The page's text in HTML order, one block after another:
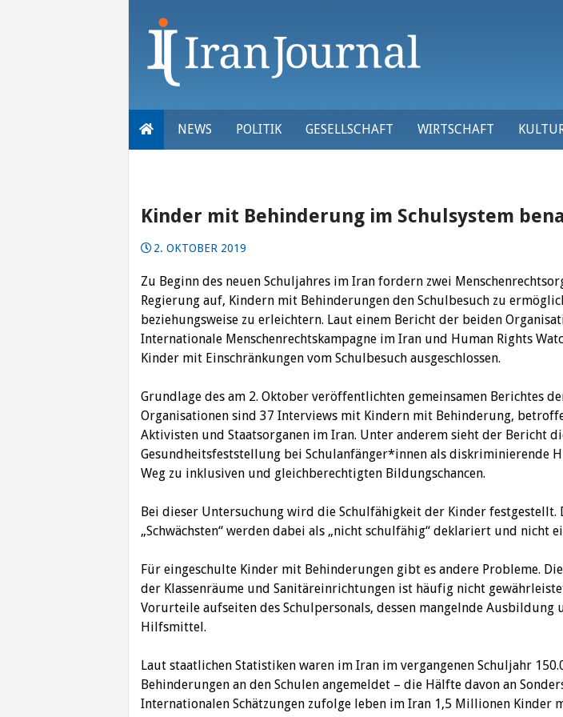
NEWS POLITIK GESELLSCHAFT WIRTSCHAFT
Kinder mit Behinderung im Schulsystem
2. OKTOBER 2019
Zu Beginn des neuen Schuljahres im Iran fordern zwei
Regierung auf, Kindern mit Behinderungen den Schulbesuch zu
beziehungsweise zu erleichtern. Laut einem Bericht der beiden
Internationale Menschenrechtskampagne im Iran und Human Rights
Kinder mit Einschränkungen vom Schulbesuch ausgeschlossen.
Grundlage des am 2. Oktober veröffentlichten gemeinsamen Berichtes
Organisationen sind 37 Interviews mit Kindern mit Behinderung,
Aktivisten und Staatsorganen im Iran. Unter anderem sieht der Bericht
Gesundheitsfeststellung bei Schulanfänger*innen als diskriminierende
Weg zu inklusiven und gleichberechtigten Bildungschancen.
Bei dieser Untersuchung wird die Schulfähigkeit der Kinder festgestellt.
„Schwächsten“ werden dabei als „nicht schulfähig“ deklariert und nicht
Für eingeschulte Kinder mit Behinderungen gibt es andere Probleme.
der Klassenräume und Sanitäreinrichtungen ist häufig nicht
Vorurteile aufseiten des Schulpersonals, dessen mangelnde Ausbildung
Hilfsmittel.
Laut staatlichen Statistiken waren im Iran im vergangenen Schuljahr
Behinderungen an den Schulen angemeldet – die Hälfte davon an
Internationalen Schätzungen zufolge leben im Iran 1,5 Millionen Kinder